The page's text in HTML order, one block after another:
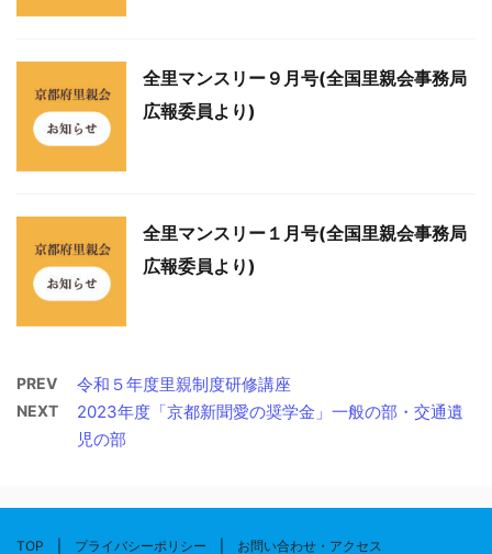
全里マンスリー９月号(全国里親会事務局
広報委員より)
全里マンスリー１月号(全国里親会事務局
広報委員より)
PREV 令和５年度里親制度研修講座
NEXT
2023年度「京都新聞愛の奨学金」一般の部・交通遺
児の部
TOP プライバシーポリシー お問い合わせ・アクセス